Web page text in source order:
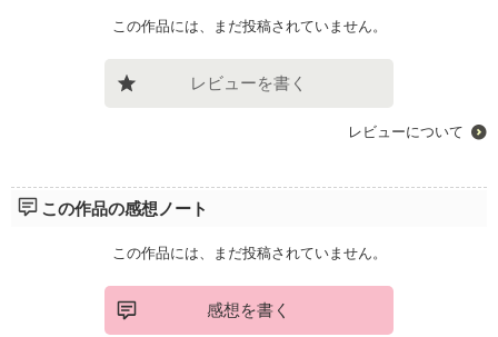
この作品には、まだ投稿されていません。
レビューを書く
レビューについて
この作品の感想ノート
この作品には、まだ投稿されていません。
感想を書く